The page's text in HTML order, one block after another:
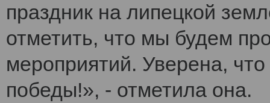
праздник на липецкой
отметить, что мы будем
мероприятий. Уверена,
победы!», - отметила она.